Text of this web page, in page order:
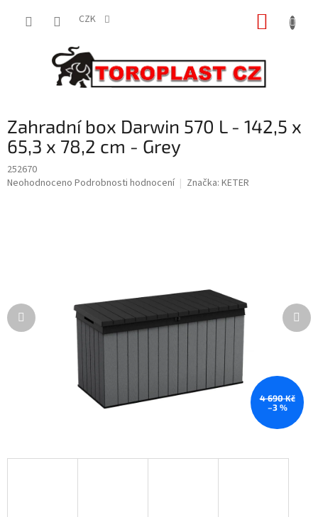
CZK
Zahradní box Darwin 570 L - 142,5 x
65,3 x 78,2 cm - Grey
252670
Průměrné
Neohodnoceno Podrobnosti hodnocení Značka: KETER
4 690 Kč
–3 %